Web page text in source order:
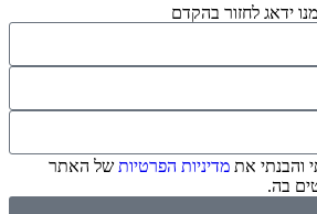
ידאג לחזור בהקדם
והבנתי את מדיניות הפרטיות של האתר
בה.